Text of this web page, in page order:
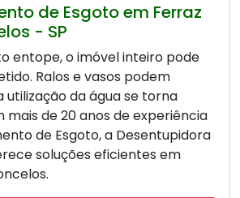
de Esgoto em Ferraz
- SP
entope, o imóvel inteiro pode
Ralos e vasos podem
utilização da água se torna
mais de 20 anos de experiência
de Esgoto, a Desentupidora
soluções eficientes em